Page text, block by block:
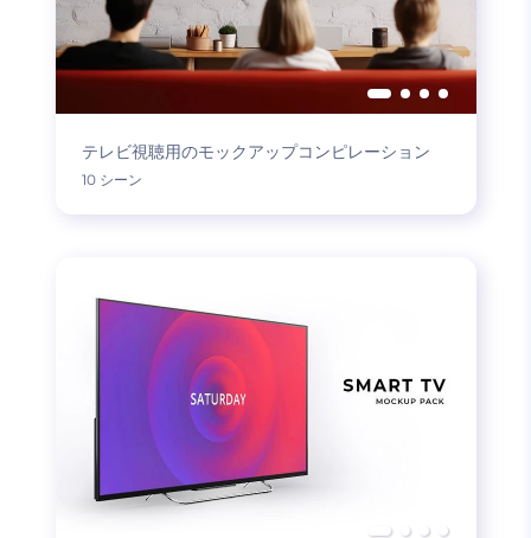
テレビ視聴用のモックアップコンピレーション
10 シーン